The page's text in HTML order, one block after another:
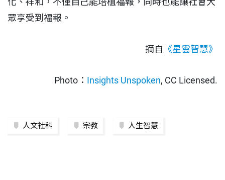
眾享受到福報。
摘自 《星雲智慧》
Photo： Insights Unspoken, CC Licensed.
人文社科 宗教 人生智慧